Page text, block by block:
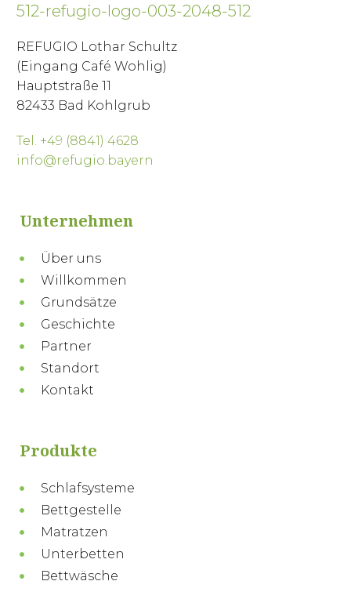
REFUGIO Lothar Schultz
(Eingang Café Wohlig)
Hauptstraße 11
82433 Bad Kohlgrub
Tel. +49 (8841) 4628
info@refugio.bayern
Unternehmen
Über uns
Willkommen
Grundsätze
Geschichte
Partner
Standort
Kontakt
Produkte
Schlafsysteme
Bettgestelle
Matratzen
Unterbetten
Bettwäsche